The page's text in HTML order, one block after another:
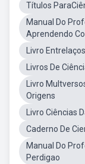
Títulos
Manual Do
Aprendendo
Livro
Livros De
Livro
Origens
Livro Ciências
Caderno De
Manual Do
Perdigao